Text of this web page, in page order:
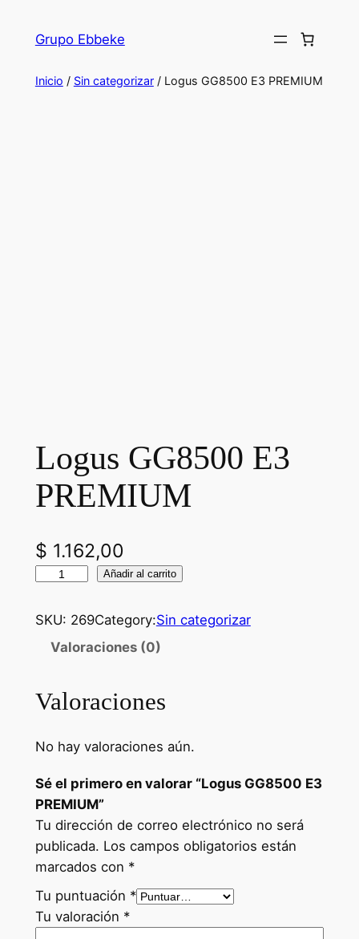
Grupo Ebbeke
Inicio / Sin categorizar/ Logus GG8500 E3 PREMIUM
Logus GG8500 E3
PREMIUM
$ 1.162,00
g
G
5
0
E
3
P
R
E
M
I
Añadir al carrito
SKU: 269Category:Sin categorizar
Valoraciones (0)
Valoraciones
No hay valoraciones aún.
Sé el primero en valorar “Logus GG8500 E3
PREMIUM”
Tu dirección de correo electrónico no será
publicada. Los campos obligatorios están
marcados con *
Tu puntuación *
Tu valoración *